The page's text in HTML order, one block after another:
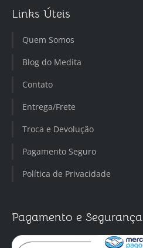
Links Úteis
Quem Somos
Blog do Medita
Contato
Entrega/Frete
Troca e Devolução
Pagamento Seguro
Política de Privacidade
Pagamento e Segurança